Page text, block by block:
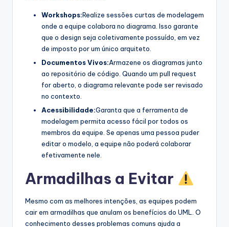
Workshops:Realize sessões curtas de modelagem
onde a equipe colabora no diagrama. Isso garante
que o design seja coletivamente possuído, em vez
de imposto por um único arquiteto.
Documentos Vivos:Armazene os diagramas junto
ao repositório de código. Quando um pull request
for aberto, o diagrama relevante pode ser revisado
no contexto.
Acessibilidade:Garanta que a ferramenta de
modelagem permita acesso fácil por todos os
membros da equipe. Se apenas uma pessoa puder
editar o modelo, a equipe não poderá colaborar
efetivamente nele.
Armadilhas a Evitar
Mesmo com as melhores intenções, as equipes podem
cair em armadilhas que anulam os benefícios do UML. O
conhecimento desses problemas comuns ajuda a